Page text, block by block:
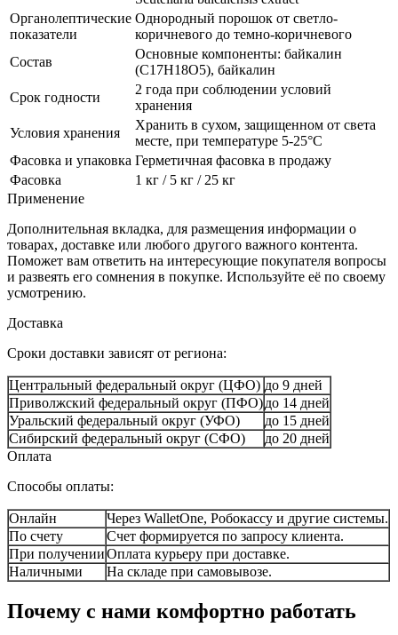
Органолептические
показатели
Однородный порошок от светло-
коричневого до темно-коричневого
Состав
Основные компоненты: байкалин
(C17H18O5), байкалин
Срок годности
2 года при соблюдении условий
хранения
Условия хранения
Хранить в сухом, защищенном от света
месте, при температуре 5-25°C
Фасовка и упаковка Герметичная фасовка в продажу
Фасовка
1 кг / 5 кг / 25 кг
Применение
Дополнительная вкладка, для размещения информации о
товарах, доставке или любого другого важного контента.
Поможет вам ответить на интересующие покупателя вопросы
и развеять его сомнения в покупке. Используйте её по своему
усмотрению.
Доставка
Сроки доставки зависят от региона:
Центральный федеральный округ (ЦФО) до 9 дней
Приволжский федеральный округ (ПФО)до 14 дней
Уральский федеральный округ (УФО)
до 15 дней
Сибирский федеральный округ (СФО)
до 20 дней
Оплата
Способы оплаты:
Онлайн
Через WalletOne, Робокассу и другие системы.
По счету
Счет формируется по запросу клиента.
При полученииОплата курьеру при доставке.
Наличными
На складе при самовывозе.
Почему с нами комфортно работать